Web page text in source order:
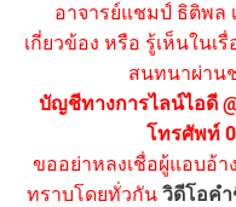
อาจารย์แชมป์ ธิติพล
เกี่ยวข้อง หรือ รู้เห็นในเ
สนทนาผ่าน
บัญชีทางการไลน์ไอดี
โทรศัพท์
ขออย่าหลงเชื่อผู้แอบอ้า
ทราบโดยทั่วกัน วิดีโอค